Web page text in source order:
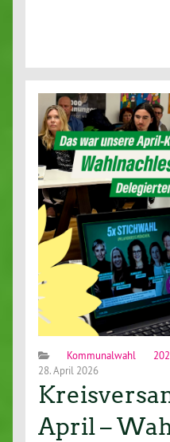
Kommunalwahl
28. April 2026
April –